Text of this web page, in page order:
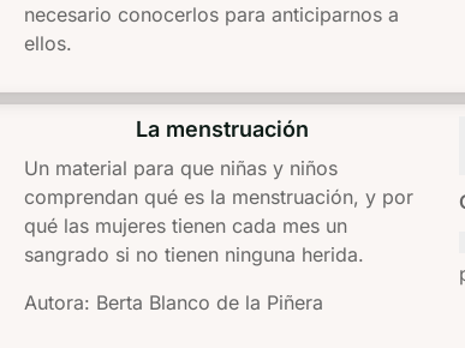
necesario conocerlos para anticiparnos a
ellos.
La menstruación
Un material para que niñas y niños
comprendan qué es la menstruación, y por
qué las mujeres tienen cada mes un
sangrado si no tienen ninguna herida.
Autora: Berta Blanco de la Piñera